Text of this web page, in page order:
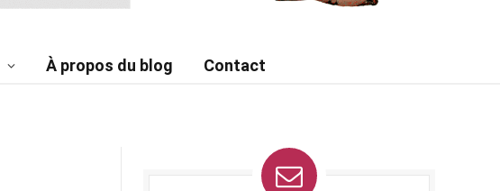
À propos du blog Contact